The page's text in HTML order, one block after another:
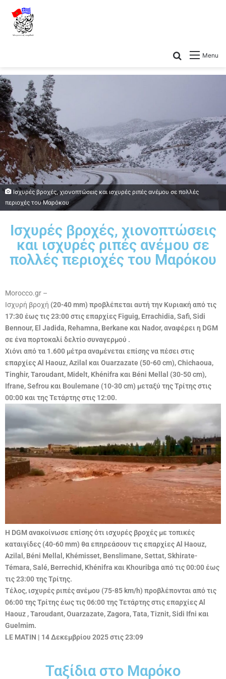
Menu
Ισχυρές βροχές, χιονοπτώσεις και ισχυρές ριπές ανέμου σε πολλές
περιοχές του Μαρόκου
Ισχυρές βροχές, χιονοπτώσεις
και ισχυρές ριπές ανέμου σε
πολλές περιοχές του Μαρόκου
Morocco.gr –
Ισχυρή βροχή (20-40 mm) προβλέπεται αυτή την Κυριακή από τις
17:30 έως τις 23:00 στις επαρχίες Figuig, Errachidia, Safi, Sidi
Bennour, El Jadida, Rehamna, Berkane και Nador, αναφέρει η DGM
σε έναπορτοκαλί δελτίο συναγερμού .
Χιόνι από τα 1.600 μέτρα αναμένεται επίσης να πέσει στις
επαρχίες Al Haouz, Azilal και Ouarzazate (50-60 cm), Chichaoua,
Tinghir, Taroudant, Midelt, Khénifra και Béni Mellal (30-50 cm),
Ifrane, Sefrou και Boulemane (10-30 cm) μεταξύ της Τρίτης στις
00:00 και της Τετάρτης στις 12:00.
Η DGMανακοίνωσε επίσης ότι ισχυρές βροχές με τοπικές
καταιγίδες (40-60 mm) θα επηρεάσουν τις επαρχίες Al Haouz,
Azilal, Béni Mellal, Khémisset, Benslimane, Settat, Skhirate-
Témara, Salé, Berrechid, Khénifra και Khouribga από τις 00:00 έως
τις 23:00 της Τρίτης.
Τέλος, ισχυρές ριπές ανέμου (75-85 km/h) προβλέπονται από τις
06:00 της Τρίτης έως τις 06:00 της Τετάρτης στιςεπαρχίες Al
Haouz , Taroudant, Ouarzazate, Zagora, Tata, Tiznit, Sidi Ifni και
Guelmim.
LE MATIN | 14 Δεκεμβρίου 2025 στις 23:09
Ταξίδια στο Μαρόκο